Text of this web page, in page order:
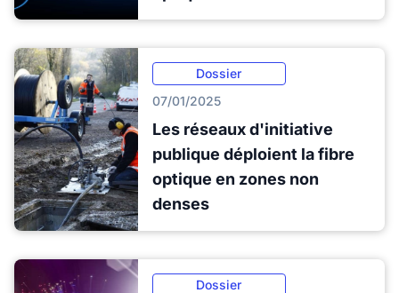
Dossier
07/01/2025
Les réseaux d'initiative
publique déploient la fibre
optique en zones non
denses
Dossier